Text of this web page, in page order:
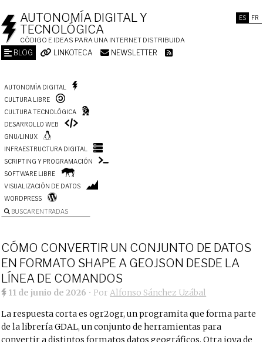
ES FR
AUTONOMÍA DIGITAL Y
TECNOLÓGICA
CÓDIGO E IDEAS PARA UNA INTERNET DISTRIBUIDA
BLOG LINKOTECA NEWSLETTER
AUTONOMÍA DIGITAL
CULTURA LIBRE
CULTURA TECNOLÓGICA
DESARROLLO WEB
GNU/LINUX
INFRAESTRUCTURA DIGITAL
SCRIPTING Y PROGRAMACIÓN
SOFTWARE LIBRE
VISUALIZACIÓN DE DATOS
WORDPRESS
BUSCAR ENTRADAS
CÓMO CONVERTIR UN CONJUNTO DE DATOS
EN FORMATO SHAPE A GEOJSON DESDE LA
LÍNEA DE COMANDOS
11 de junio de 2026 • PorAlfonso Sánchez Uzábal
La respuesta corta es ogr2ogr, un programita que forma parte
de la librería GDAL, un conjunto de herramientas para
convertir a distintos formatos datos geográficos. Otra joya de